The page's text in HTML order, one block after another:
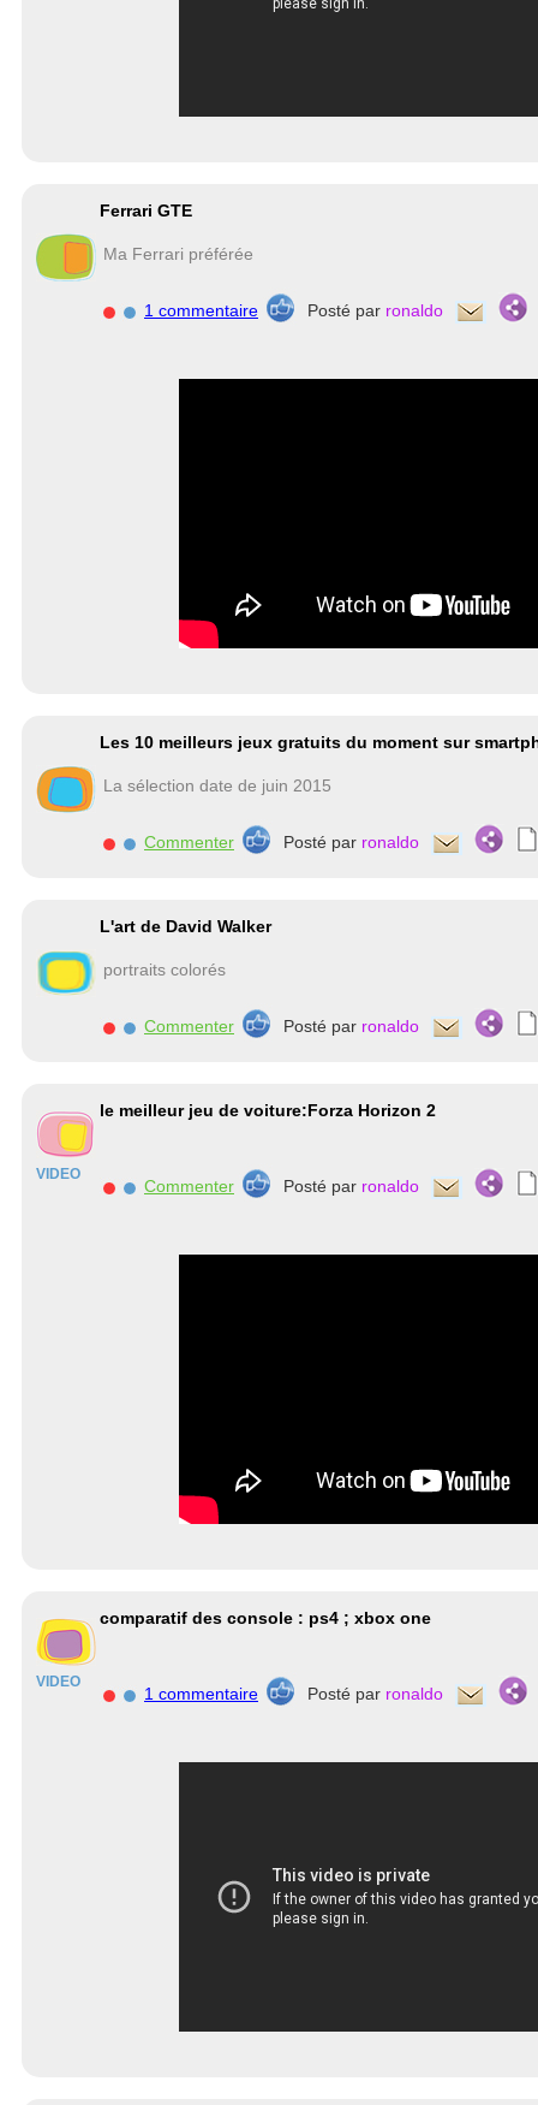
Ferrari GTE
Ma Ferrari préférée
1 commentaire Posté par ronaldo
Les 10 meilleurs jeux gratuits du moment sur
La sélection date de juin 2015
Commenter Posté par ronaldo
L'art de David Walker
portraits colorés
Commenter Posté par ronaldo
VIDEO
le meilleur jeu de voiture:Forza Horizon 2
Commenter Posté par ronaldo
VIDEO
comparatif des console : ps4 ; xbox one
1 commentaire Posté par ronaldo